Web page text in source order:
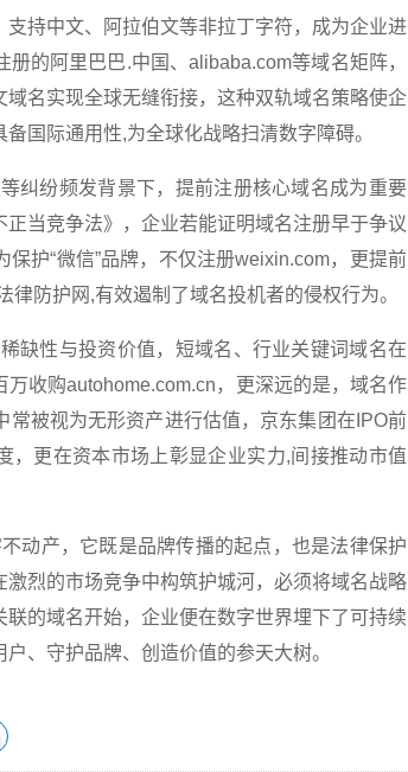
持中文、阿拉伯文等非拉丁字符，成为企业进
的阿里巴巴.中国、alibaba.com等域名矩阵，
名实现全球无缝衔接，这种双轨域名策略使企
国际通用性,为全球化战略扫清数字障碍。
纠纷频发背景下，提前注册核心域名成为重要
当竞争法》，企业若能证明域名注册早于争议
护“微信”品牌，不仅注册weixin.com，更提前
防护网,有效遏制了域名投机者的侵权行为。
缺性与投资价值，短域名、行业关键词域名在
收购autohome.com.cn，更深远的是，域名作
被视为无形资产进行估值，京东集团在IPO前
，更在资本市场上彰显企业实力,间接推动市值
动产，它既是品牌传播的起点，也是法律保护
烈的市场竞争中构筑护城河，必须将域名战略
的域名开始，企业便在数字世界埋下了可持续
、守护品牌、创造价值的参天大树。